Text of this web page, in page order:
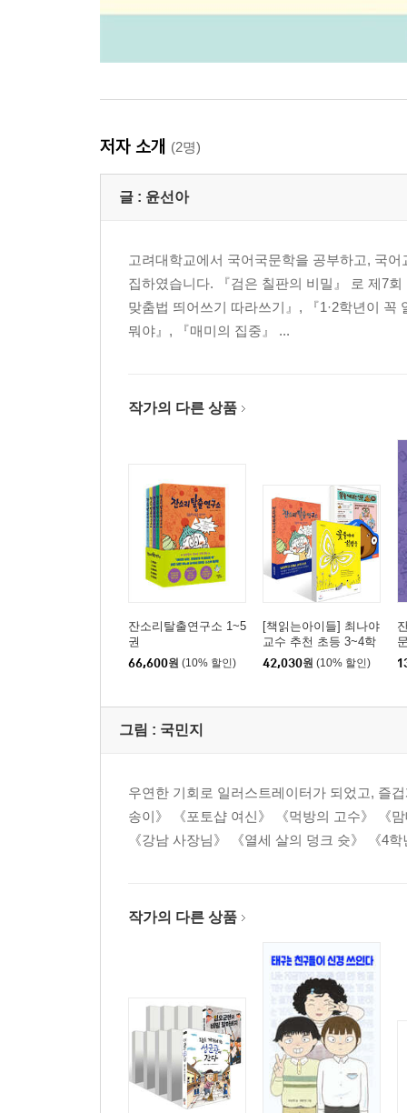
저자 소개 (2명)
글 : 윤선아
고려대학교에서 국어국문학을 공부하고, 국
집하였습니다. 『검은 칠판의 비밀』 로 제7
맞춤법 띄어쓰기 따라쓰기』, 『1·2학년이
뭐야』, 『매미의 집중』 ...
작가의 다른 상품
잔소리탈출연구소 1~5
권
66,600원 (10% 할인)
[책읽는아이들] 최나야
교수 추천 초등 3~4학
년 세트
42,030원 (10% 할인)
그림 : 국민지
우연한 기회로 일러스트레이터가 되었고, 즐
송이》 《포토샵 여신》 《먹방의 고수》 《
《강남 사장님》 《열세 살의 덩크 슛》 《4
작가의 다른 상품